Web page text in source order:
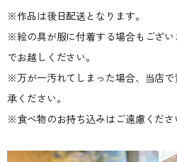
※作品は後日配送となります。
※絵の具が服に付着する場合もござ
でお越しください。
※万が一汚れてしまった場合、当店
承ください。
※食べ物のお持ち込みはご遠慮くださ